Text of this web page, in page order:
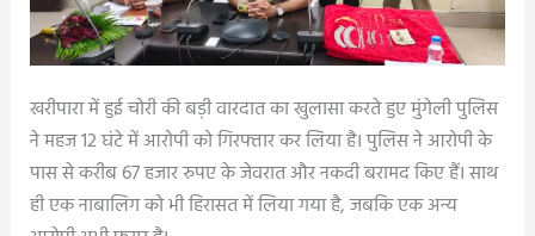
खरीपारा में हुई चोरी की बड़ी वारदात का खुलासा करते हुए मुंगेली पुलिस
ने महज 12 घंटे में आरोपी को गिरफ्तार कर लिया है। पुलिस ने आरोपी के
पास से करीब 67 हजार रुपए के जेवरात और नकदी बरामद किए हैं। साथ
ही एक नाबालिग को भी हिरासत में लिया गया है, जबकि एक अन्य